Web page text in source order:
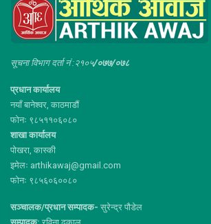
सूचना विभाग दर्ता नं :२१०५/०७७/०७८
प्रधान कार्यालय
नयाँ बानेश्वर, काठमाडौं
फोनः ९८५११०६०८०
शाखा कार्यालय
पोखरा, कास्की
इमेलः arthikawaj@gmail.com
फोनः ९८५६०६००८०
सञ्चालक/प्रधान सम्पादक- सुरेन्द्र पौडेल